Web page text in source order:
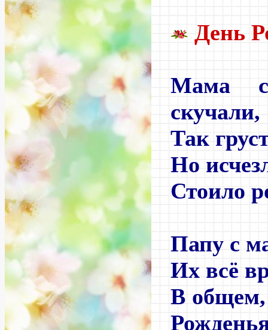
День
Мама
скучали,
Так
Но
Стоило
Папу с
Их всё
В общем,